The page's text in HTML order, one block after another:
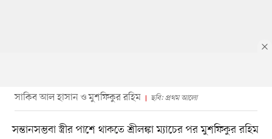
সাকিব আল হাসান ও মুশফিকুর রহিম ছবি: প্রথম আলো
সন্তানসম্ভবা স্ত্রীর পাশে থাকতে শ্রীলঙ্কা ম্যাচের পর মুশফিকুর রহিম